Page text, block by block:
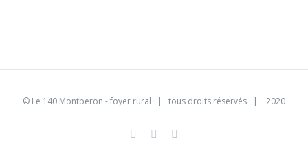
© Le 140 Montberon - foyer rural | tous droits réservés | 2020
FacebookInstagram